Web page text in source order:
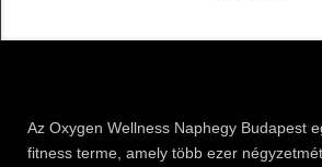
Az Oxygen Wellness Naphegy Budapest
fitness terme, amely több ezer